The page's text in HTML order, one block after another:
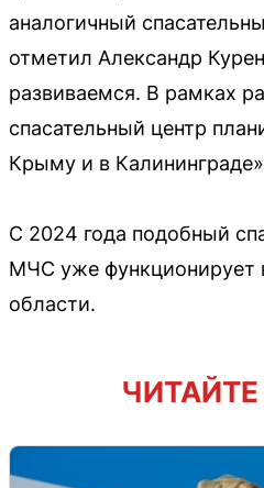
аналогичный
отметил Александр
развиваемся. В рамках
спасательный центр
Крыму и в
С 2024 года подобный
МЧС уже функционирует
области.